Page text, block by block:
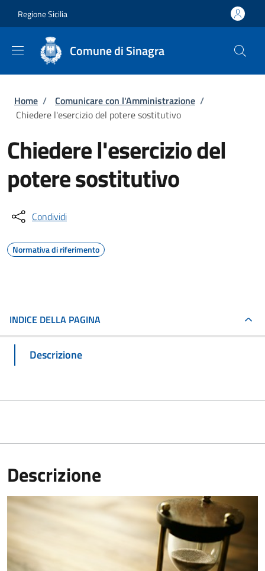
Regione Sicilia
Comune di Sinagra
Briciole di pane
Home / Comunicare con l'Amministrazione /
Chiedere l'esercizio del potere sostitutivo
Chiedere l'esercizio del
potere sostitutivo
Condividi
Normativa di riferimento
INDICE DELLA PAGINA
Descrizione
Descrizione